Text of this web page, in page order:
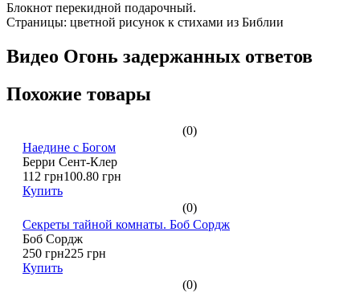
Блокнот перекидной подарочный.
Страницы: цветной рисунок к стихами из Библии
Видео Огонь задержанных ответов
Похожие товары
(0)
Наедине с Богом
Берри Сент-Клер
112 грн100.80 грн
Купить
(0)
Секреты тайной комнаты. Боб Сордж
Боб Сордж
250 грн225 грн
Купить
(0)